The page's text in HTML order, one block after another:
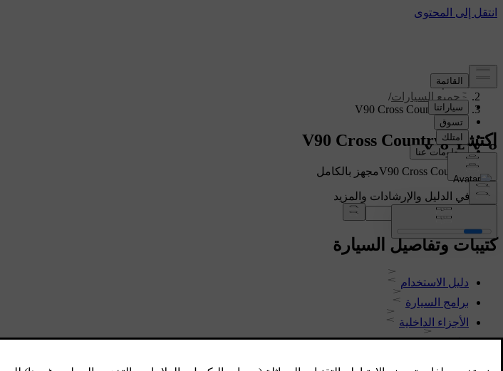
الدعم/
جميع السيارات/
V90 Cross Country 2021
اكتشف V90 Cross Country
عرض V90 Cross Countryمجهز بالكامل
ابحث في الدليل والإرشادات والمزيد
كتيبات وتفاصيل السيارة
دليل الاستخدام
برامج السيارة
الأجزاء الداخلية
خارجي